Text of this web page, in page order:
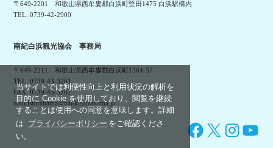
当サイトでは利便性向上と利用状況の解析を
目的に Cookie を使用しており、閲覧を継続
することは使用への同意を意味します。詳細
は プライバシーポリシー をご確認くださ
い。
〒649-2201 和歌山県西牟婁郡白浜町堅田1475 白浜駅構内
TEL. 0739-42-2900
南紀白浜観光協会 事務局
〒649-2211 和歌山県西牟婁郡白浜町1384-57
TEL. 0739-43-3201
FAX. 0739-43-3202
nankishirahama@nankishirahama.jp
Facebook X Instagram YouTube